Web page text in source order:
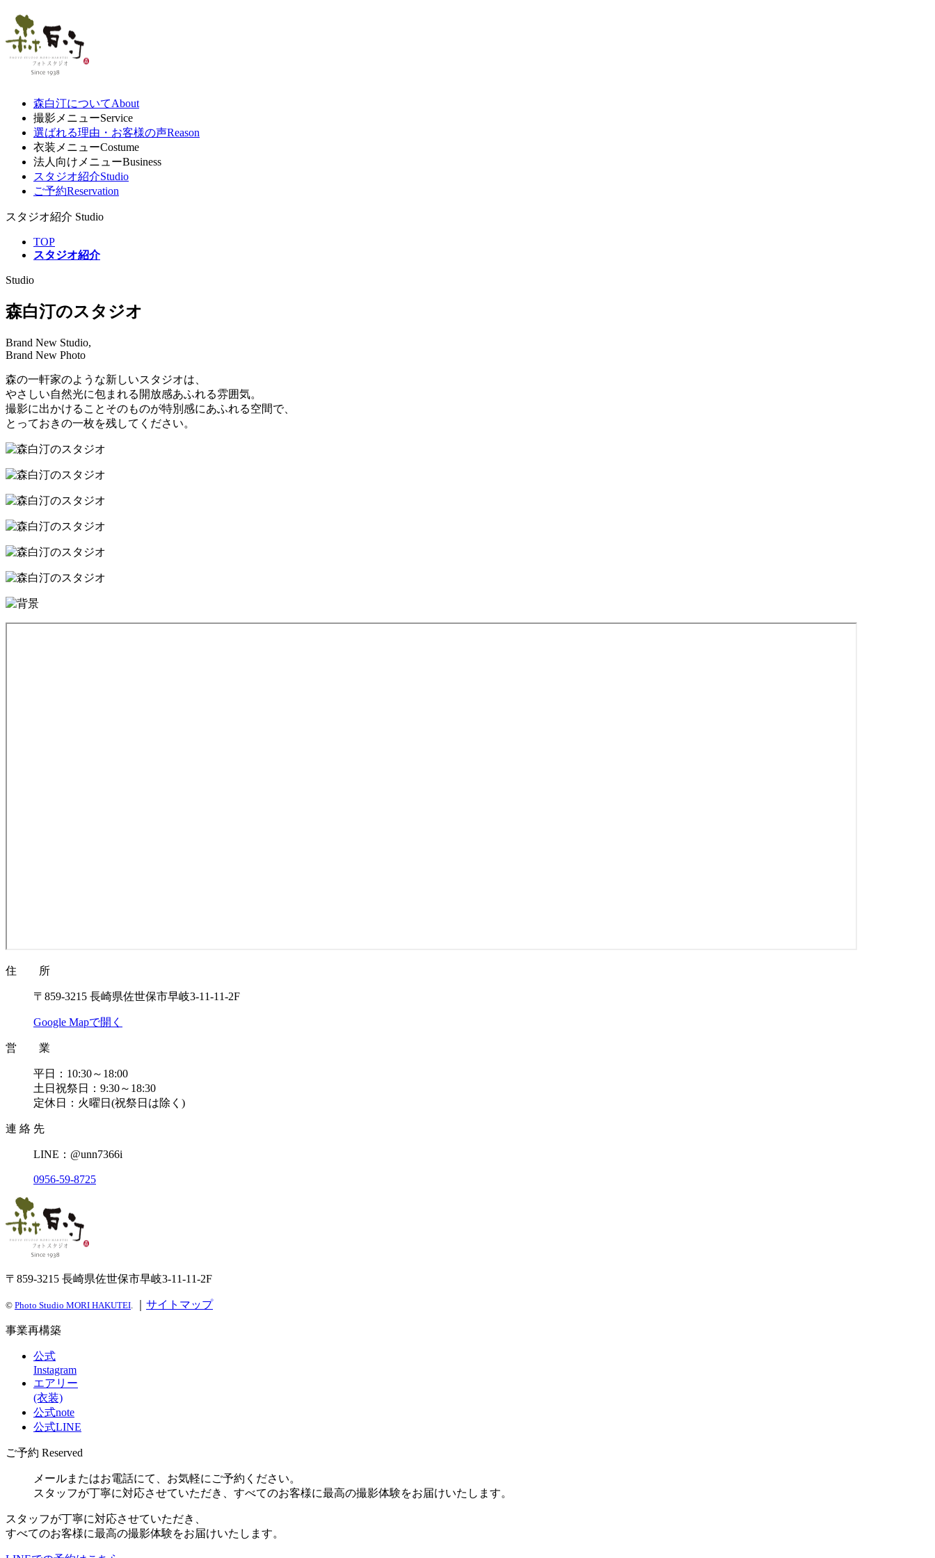
森白汀についてAbout
撮影メニューService
選ばれる理由・お客様の声Reason
衣装メニューCostume
法人向けメニューBusiness
スタジオ紹介Studio
ご予約Reservation
スタジオ紹介 Studio
TOP
スタジオ紹介
Studio
森白汀のスタジオ
Brand New Studio,
Brand New Photo
森の一軒家のような新しいスタジオは、
やさしい自然光に包まれる開放感あふれる雰囲気。
撮影に出かけることそのものが特別感にあふれる空間で、
とっておきの一枚を残してください。
住 所
〒859-3215 長崎県佐世保市早岐3-11-11-2F
Google Mapで開く
営 業
平日：10:30～18:00
土日祝祭日：9:30～18:30
定休日：火曜日(祝祭日は除く)
連 絡 先
LINE：@unn7366i
0956-59-8725
〒859-3215 長崎県佐世保市早岐3-11-11-2F
© Photo Studio MORI HAKUTEI サイトマップ
事業再構築
公式
Instagram
エアリー
(衣装)
公式note
公式LINE
ご予約 Reserved
メールまたはお電話にて、お気軽にご予約ください。
スタッフが丁寧に対応させていただき、すべてのお客様に最高の撮影体験をお届けいたします。
スタッフが丁寧に対応させていただき、
すべてのお客様に最高の撮影体験をお届けいたします。